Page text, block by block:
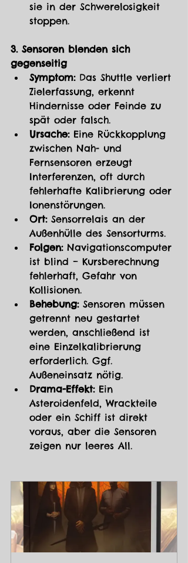
sie in der Schwerelosigkeit
stoppen.
3. Sensoren blenden sich
gegenseitig
Symptom: Das Shuttle verliert
Zielerfassung, erkennt
Hindernisse oder Feinde zu
spät oder falsch.
Ursache: Eine Rückkopplung
zwischen Nah- und
Fernsensoren erzeugt
Interferenzen, oft durch
fehlerhafte Kalibrierung oder
Ionenstörungen.
Ort: Sensorrelais an der
Außenhülle des Sensorturms.
Folgen: Navigationscomputer
ist blind – Kursberechnung
fehlerhaft, Gefahr von
Kollisionen.
Behebung: Sensoren müssen
getrennt neu gestartet
werden, anschließend ist
eine Einzelkalibrierung
erforderlich. Ggf.
Außeneinsatz nötig.
Drama-Effekt: Ein
Asteroidenfeld, Wrackteile
oder ein Schiff ist direkt
voraus, aber die Sensoren
zeigen nur leeres All.